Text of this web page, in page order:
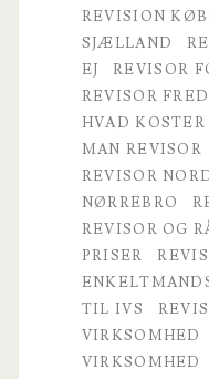
REVISION
SJÆLLAND
EJ
REVISOR
REVISOR
HVAD
MAN REVISOR
REVISOR
NØRREBRO
REVISOR OG
PRISER
TIL IVS
VIRKSOMHED
VIRKSOMHED